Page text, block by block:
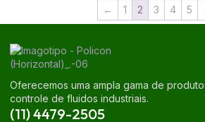
← 1 2 3 4 5
Oferecemos uma ampla gama de
controle de fluidos industriais.
(11) 4479-2505